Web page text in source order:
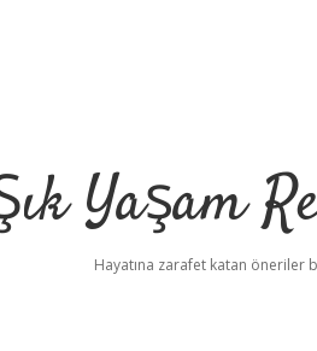
Yaşam
Hayatına zarafet katan öneriler